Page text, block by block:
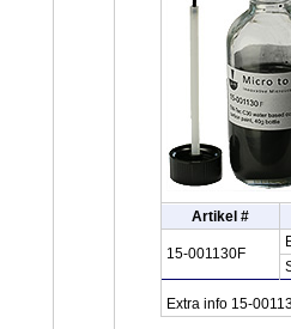
Artikel #
15-001130F
Extra info 15-